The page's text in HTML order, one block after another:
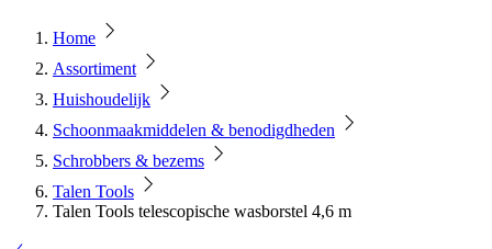
Home
Assortiment
Huishoudelijk
Schoonmaakmiddelen & benodigdheden
Schrobbers & bezems
Talen Tools
Talen Tools telescopische wasborstel 4,6 m